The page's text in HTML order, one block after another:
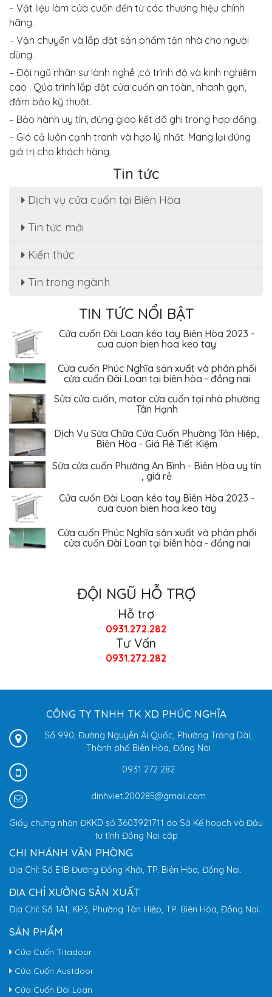
– Vật liệu làm cửa cuốn đến từ các thương hiệu chính
hãng.
– Vận chuyển và lắp đặt sản phẩm tận nhà cho người
dùng.
– Đội ngũ nhân sự lành nghề ,có trình độ và kinh nghiệm
cao . Qúa trình lắp đặt cửa cuốn an toàn, nhanh gọn,
đảm bảo kỹ thuật.
– Bảo hành uy tín, đúng giao kết đã ghi trong hợp đồng.
– Giá cả luôn cạnh tranh và hợp lý nhất. Mang lại đúng
giá trị cho khách hàng.
Tin tức
Dịch vụ cửa cuốn tại Biên Hòa
Tin tức mới
Kiến thức
Tin trong ngành
TIN TỨC NỔI BẬT
Sửa cửa cuốn, motor cửa cuốn tại nhà phường
Dịch Vụ Sửa Chữa Cửa Cuốn Phường Tân Hiệp,
Sửa cửa cuốn Phường An Bình - Biên Hòa uy tín
Cửa cuốn Đài Loan kéo tay Biên Hòa 2023 -
cua cuon bien hoa keo tay
cửa cuốn Đài Loan tại biên hòa - đồng nai
Sửa cửa cuốn, motor cửa cuốn tại nhà phường
Tân Hạnh
Biên Hòa - Giá Rẻ Tiết Kiệm
, giá rẻ
cua cuon bien hoa keo tay
cửa cuốn Đài Loan tại biên hòa - đồng nai
ĐỘI NGŨ HỖ TRỢ
Hỗ trợ
0931.272.282
Tư Vấn
0931.272.282
CÔNG TY TNHH TK XD PHÚC NGHĨA
Số 990, Đường Nguyễn Ái Quốc, Phường Trảng Dài,
Thành phố Biên Hòa, Đồng Nai
0931 272 282
dinhviet.200285@gmail.com
Giấy chứng nhận ĐKKD số 3603921711 do Sở Kế hoạch và Đầu
tư tỉnh Đồng Nai cấp
CHI NHÁNH VĂN PHÒNG
Địa Chỉ: Số E1B Đường Đồng Khởi, TP. Biên Hòa, Đồng Nai.
ĐỊA CHỈ XƯỞNG SẢN XUẤT
Địa Chỉ: Số 1A1, KP3, Phường Tân Hiệp, TP. Biên Hòa, Đồng Nai.
SẢN PHẨM
Cửa Cuốn Titadoor
Cửa Cuốn Austdoor
Cửa Cuốn Đài Loan